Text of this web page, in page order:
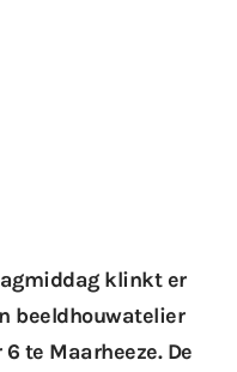
klinkt er
beeldhouwatelier
te Maarheeze. De